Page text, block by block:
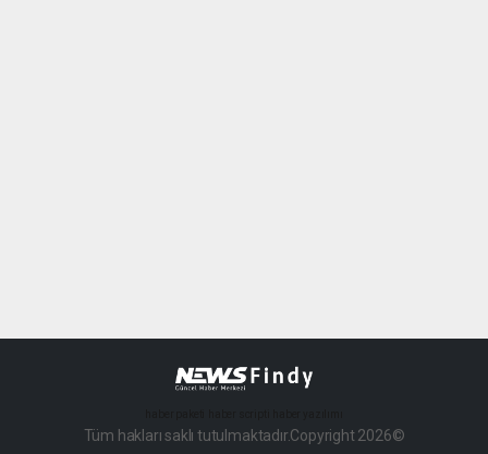
Tüm hakları saklı tutulmaktadır.Copyright 2026©